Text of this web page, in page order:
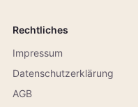
Rechtliches
Impressum
Datenschutzerklärung
AGB